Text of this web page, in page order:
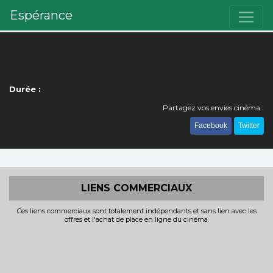
Espérance
Durée :
Partagez vos envies cinéma :
Facebook Twitter
LIENS COMMERCIAUX
Ces liens commerciaux sont totalement indépendants et sans lien avec les
offres et l'achat de place en ligne du cinéma.